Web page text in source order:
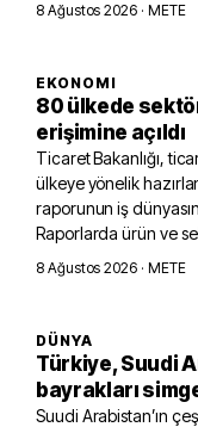
8 Ağustos 2026 · METE
EKONOMI
80 ülkede
erişimine açıldı
Ticaret Bakanlığı,
ülkeye yönelik
raporunun iş
Raporlarda ürün ve
8 Ağustos 2026 · METE
DÜNYA
Türkiye, Suudi
bayrakları
Suudi Arabistan’ın